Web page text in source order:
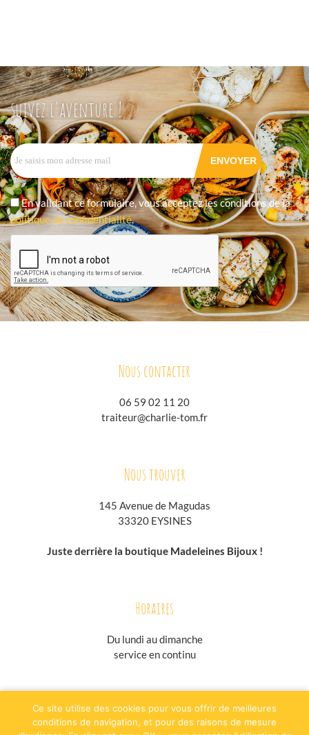
suivez l'aventure !
En validant ce formulaire, vous acceptez les conditions de la
politique de confidentialité.
Nous contacter
06 59 02 11 20
traiteur@charlie-tom.fr
Nous trouver
145 Avenue de Magudas
33320 EYSINES
Juste derrière la boutique Madeleines Bijoux !
Horaires
Du lundi audimanche
service en continu
evenementielpourtous.com
Ce site utilise des cookies pour vous offrir de meilleures
conditions de navigation, et pour des raisons de mesure